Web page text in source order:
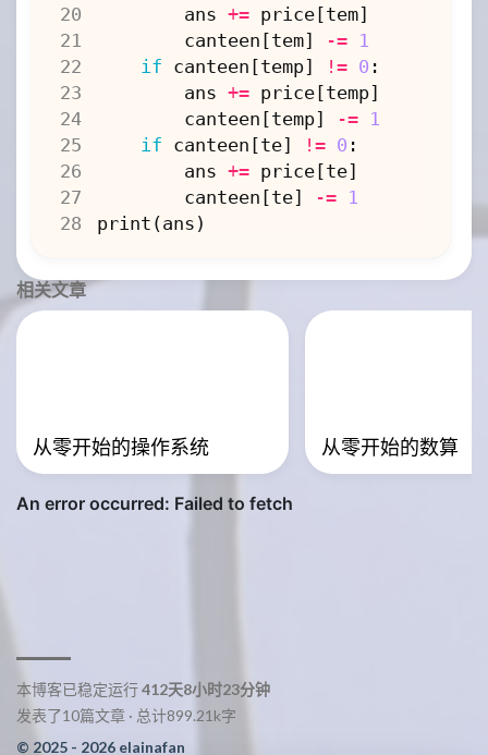
24
ans += price[tem]
canteen [tem] -=
1
if canteen [temp] != 0 :
ans += price[temp]
canteen [temp] -=
1
if canteen [te] != 0 :
ans += price[te]
canteen [te] -=
1
print (ans )
相关文章
从零开始的操作系统 从零开始的数算
本博客已稳定运行412天8小时23分钟
发表了10篇文章 · 总计899.21k字
© 2025 - 2026 elainafan